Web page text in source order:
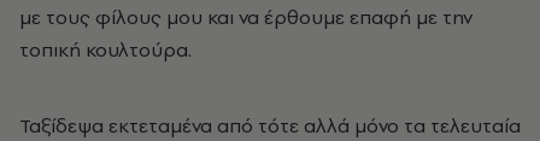
με τους φίλους μου και να έρθουμε επαφή με την
τοπική κουλτούρα.
Ταξίδεψα εκτεταμένα από τότε αλλά μόνο τα τελευταία